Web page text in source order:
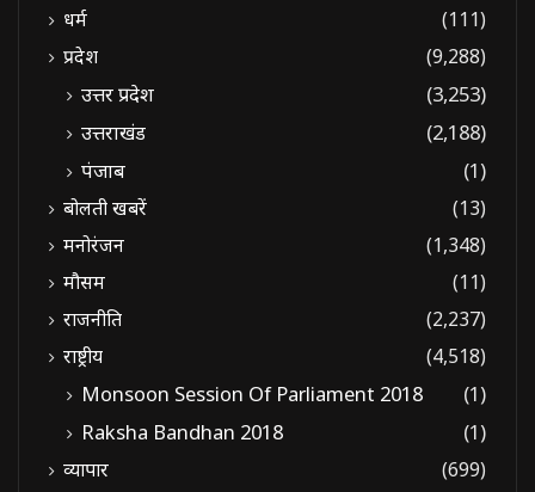
धर्म
(111)
प्रदेश
(9,288)
उत्तर प्रदेश
(3,253)
उत्तराखंड
(2,188)
पंजाब
(1)
बोलती खबरें
(13)
मनोरंजन
(1,348)
मौसम
(11)
राजनीति
(2,237)
राष्ट्रीय
(4,518)
Monsoon Session Of Parliament 2018
(1)
Raksha Bandhan 2018
(1)
व्यापार
(699)